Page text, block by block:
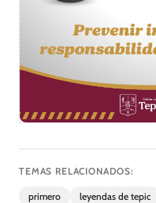
TEMAS RELACIONADOS:
primero leyendas de tepic